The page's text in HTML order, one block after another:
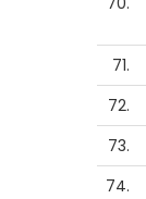
71.
72.
73.
74.